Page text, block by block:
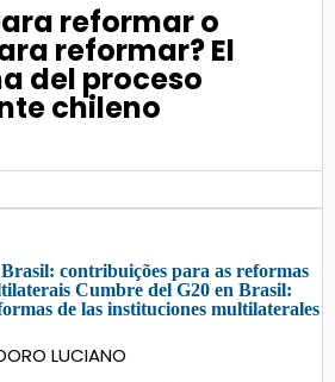
reformar o
reformar? El
del proceso
chileno
LUCIANO